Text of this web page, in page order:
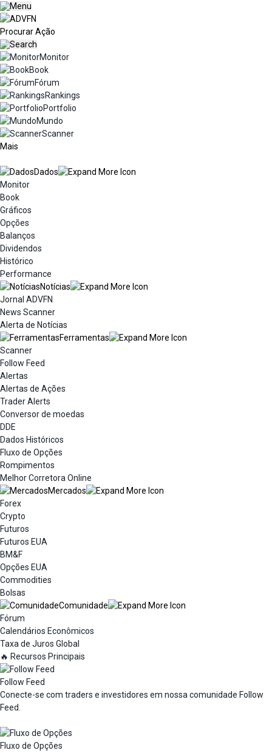
Monitor
Book
Fórum
Rankings
Portfolio
Mundo
Scanner
Mais
Dados
Monitor
Book
Gráficos
Opções
Balanços
Dividendos
Histórico
Performance
Notícias
Jornal ADVFN
News Scanner
Alerta de Notícias
Ferramentas
Scanner
Follow Feed
Alertas
Alertas de Ações
Trader Alerts
Conversor de moedas
DDE
Dados Históricos
Fluxo de Opções
Rompimentos
Melhor Corretora Online
Mercados
Forex
Crypto
Futuros
Futuros EUA
BM&F
Opções EUA
Commodities
Bolsas
Comunidade
Fórum
Calendários Econômicos
Taxa de Juros Global
🔥 Recursos Principais
Follow Feed
Conecte-se com traders e investidores em nossa comunidade Follow
Feed.
Fluxo de Opções